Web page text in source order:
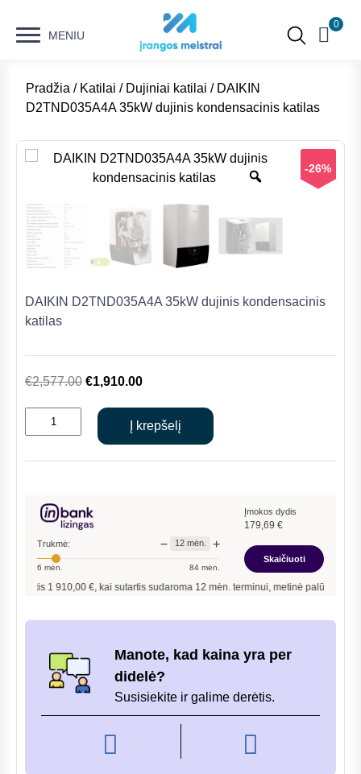
MENIU
0
Pradžia / Katilai / Dujiniai katilai / DAIKIN
D2TND035A4A 35kW dujinis kondensacinis katilas
-26%
DAIKIN D2TND035A4A 35kW dujinis kondensacinis
katilas
€2,577.00 Original
was:
€2,577.00.
€1,910.00Current
produkto
kiekis:
dujinis
kondensacinis
katilas
Į krepšelį
Trukmė: − 12mėn. +
6 mėn. 84 mėn.
Įmokos dydis
179,69 €
Skaičiuoti
1 910,00€, kai sutartis sudaroma12mėn. terminui, metinė palūkanų norma –
Manote, kad kaina yra per
didelė?
Susisiekite ir galime derėtis.